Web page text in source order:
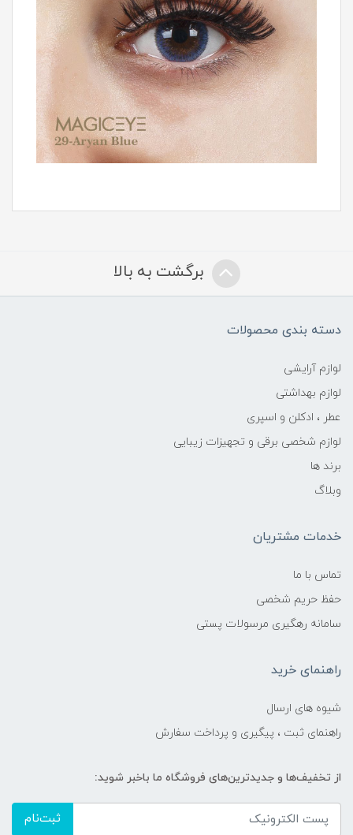
برگشت به بالا
دسته بندی محصولات
لوازم آرایشی
لوازم بهداشتی
عطر ، ادکلن و اسپری
لوازم شخصی برقی و تجهیزات زیبایی
برند ها
وبلاگ
خدمات مشتریان
تماس با ما
حفظ حریم شخصی
سامانه رهگیری مرسولات پستی
راهنمای خرید
شیوه های ارسال
راهنمای ثبت ، پیگیری و پرداخت سفارش
از تخفیف‌ها و جدیدترین‌های فروشگاه ما باخبر شوید:
ثبت‌نام